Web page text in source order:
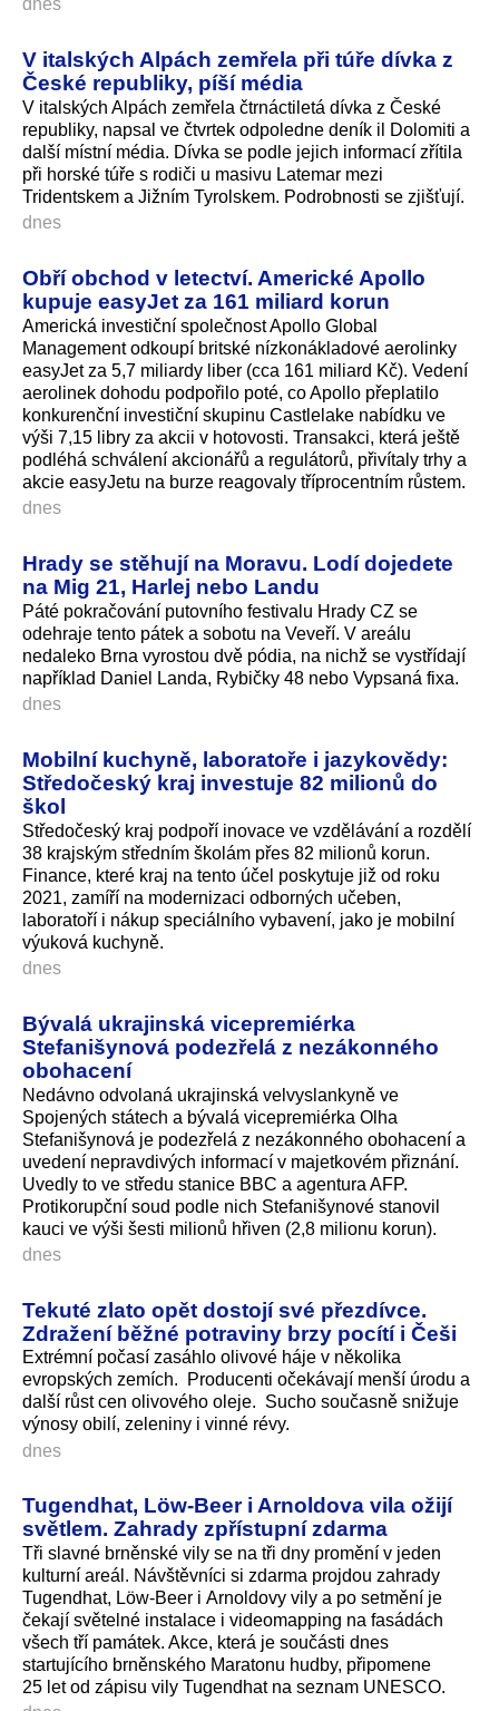
dnes
V italských Alpách zemřela při túře dívka z
České republiky, píší média
V italských Alpách zemřela čtrnáctiletá dívka z České
republiky, napsal ve čtvrtek odpoledne deník il Dolomiti a
další místní média. Dívka se podle jejich informací zřítila
při horské túře s rodiči u masivu Latemar mezi
Tridentskem a Jižním Tyrolskem. Podrobnosti se zjišťují.
dnes
Obří obchod v letectví. Americké Apollo
kupuje easyJet za 161 miliard korun
Americká investiční společnost Apollo Global
Management odkoupí britské nízkonákladové aerolinky
easyJet za 5,7 miliardy liber (cca 161 miliard Kč). Vedení
aerolinek dohodu podpořilo poté, co Apollo přeplatilo
konkurenční investiční skupinu Castlelake nabídku ve
výši 7,15 libry za akcii v hotovosti. Transakci, která ještě
podléhá schválení akcionářů a regulátorů, přivítaly trhy a
akcie easyJetu na burze reagovaly tříprocentním růstem.
dnes
Hrady se stěhují na Moravu. Lodí dojedete
na Mig 21, Harlej nebo Landu
Páté pokračování putovního festivalu Hrady CZ se
odehraje tento pátek a sobotu na Veveří. V areálu
nedaleko Brna vyrostou dvě pódia, na nichž se vystřídají
například Daniel Landa, Rybičky 48 nebo Vypsaná fixa.
dnes
Mobilní kuchyně, laboratoře i jazykovědy:
Středočeský kraj investuje 82 milionů do
škol
Středočeský kraj podpoří inovace ve vzdělávání a rozdělí
38 krajským středním školám přes 82 milionů korun.
Finance, které kraj na tento účel poskytuje již od roku
2021, zamíří na modernizaci odborných učeben,
laboratoří i nákup speciálního vybavení, jako je mobilní
výuková kuchyně.
dnes
Bývalá ukrajinská vicepremiérka
Stefanišynová podezřelá z nezákonného
obohacení
Nedávno odvolaná ukrajinská velvyslankyně ve
Spojených státech a bývalá vicepremiérka Olha
Stefanišynová je podezřelá z nezákonného obohacení a
uvedení nepravdivých informací v majetkovém přiznání.
Uvedly to ve středu stanice BBC a agentura AFP.
Protikorupční soud podle nich Stefanišynové stanovil
kauci ve výši šesti milionů hřiven (2,8 milionu korun).
dnes
Tekuté zlato opět dostojí své přezdívce.
Zdražení běžné potraviny brzy pocítí i Češi
Extrémní počasí zasáhlo olivové háje v několika
evropských zemích. Producenti očekávají menší úrodu a
další růst cen olivového oleje. Sucho současně snižuje
výnosy obilí, zeleniny i vinné révy.
dnes
Tugendhat, Löw-Beer i Arnoldova vila ožijí
světlem. Zahrady zpřístupní zdarma
Tři slavné brněnské vily se na tři dny promění v jeden
kulturní areál. Návštěvníci si zdarma projdou zahrady
Tugendhat, Löw-Beer i Arnoldovy vily a po setmění je
čekají světelné instalace i videomapping na fasádách
všech tří památek. Akce, která je součásti dnes
startujícího brněnského Maratonu hudby, připomene
25 let od zápisu vily Tugendhat na seznam UNESCO.